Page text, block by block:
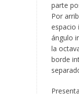
parte
Por
espacio
ángulo
la
borde